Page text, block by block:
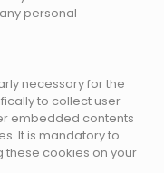
personal
necessary for the
to collect user
embedded contents
It is mandatory to
these cookies on your